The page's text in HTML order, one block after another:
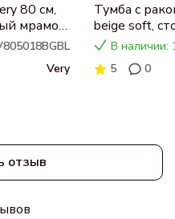
80 см,
мрамор,
Very
Тумба с
beige soft,
раковина
В наличии:
5
0
отзыв